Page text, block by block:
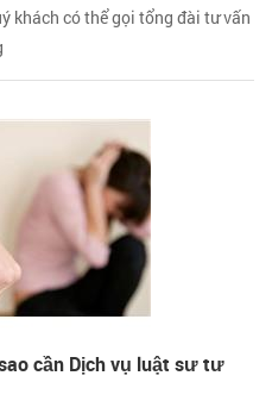
khách có thể gọi tổng đài tư vấn
cần Dịch vụ luật sư tư